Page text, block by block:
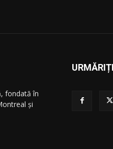
fondată în
şi